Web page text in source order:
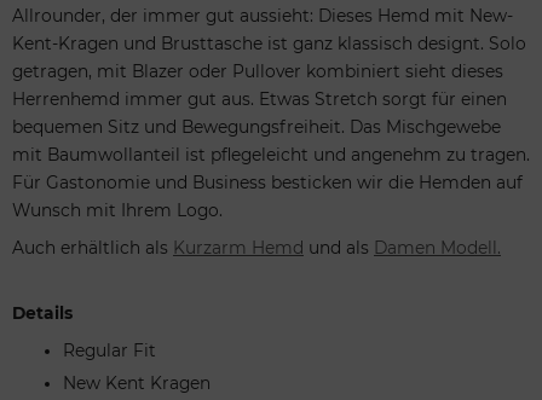
Allrounder, der immer gut aussieht: Dieses Hemd mit New-
Kent-Kragen und Brusttasche ist ganz klassisch designt. Solo
getragen, mit Blazer oder Pullover kombiniert sieht dieses
Herrenhemd immer gut aus. Etwas Stretch sorgt für einen
bequemen Sitz und Bewegungsfreiheit. Das Mischgewebe
mit Baumwollanteil ist pflegeleicht und angenehm zu tragen.
Für Gastonomie und Business besticken wir die Hemden auf
Wunsch mit Ihrem Logo.
Auch erhältlich als Kurzarm Hemd und als Damen Modell.
Details
Regular Fit
New Kent Kragen